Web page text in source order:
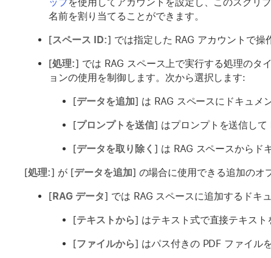
名前を割り当てることができます。
[スペース ID:] では指定した RAG アカウントで操
[処理:] では RAG スペース上で実行する処理のタ
ョンの使用を制御します。次から選択します:
[データを追加] は RAG スペースにドキュメ
[プロンプトを送信] はプロンプトを送信して
[データを取り除く ] は RAG スペースからド
[処理:] が [データを追加] の場合に使用できる追加のオ
[RAG データ] では RAG スペースに追加するドキ
[テキストから] はテキスト式で直接テキスト
[ファイルから] はパス付きの PDF ファイル